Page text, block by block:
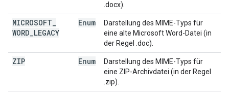
.docx).
MICROSOFT
WORD LEGACY
Enum
Darstellung des MIME-Typs für
eine alte Microsoft Word-Datei (in
der Regel .doc).
ZIP Enum
Darstellung des MIME-Typs für
eine ZIP-Archivdatei (in der Regel
.zip).